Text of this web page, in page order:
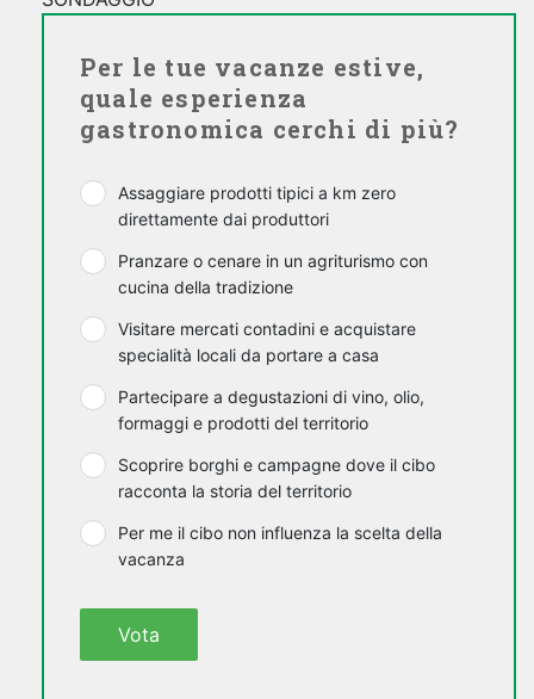
Per le tue vacanze estive,
quale esperienza
gastronomica cerchi di più?
Assaggiare prodotti tipici a km zero
direttamente dai produttori
Pranzare o cenare in un agriturismo con
cucina della tradizione
Visitare mercati contadini e acquistare
specialità locali da portare a casa
Partecipare a degustazioni di vino, olio,
formaggi e prodotti del territorio
Scoprire borghi e campagne dove il cibo
racconta la storia del territorio
Per me il cibo non influenza la scelta della
vacanza
Vota